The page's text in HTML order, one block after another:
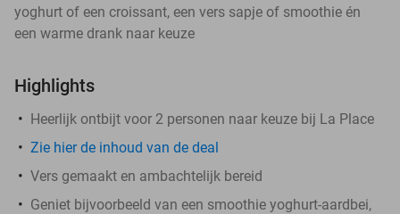
yoghurt of een croissant, een vers sapje of smoothie én
een warme drank naar keuze
Highlights
Heerlijk ontbijt voor 2 personen naar keuze bij La Place
Zie hier de inhoud van de deal
Vers gemaakt en ambachtelijk bereid
Geniet bijvoorbeeld van een smoothie yoghurt-aardbei,